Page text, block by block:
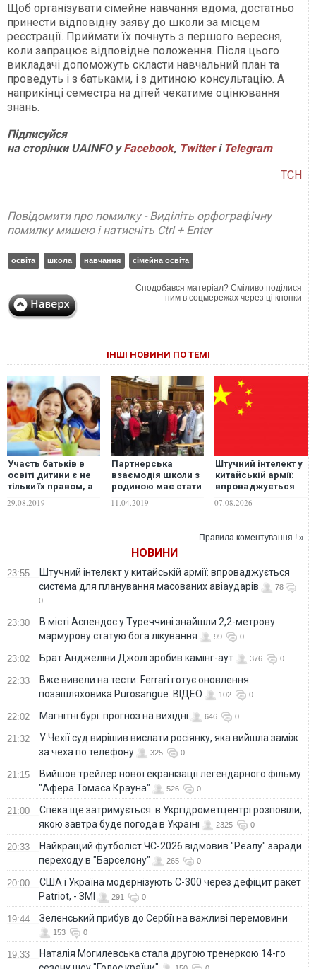
Щоб організувати сімейне навчання вдома, достатньо
принести відповідну заяву до школи за місцем
реєстрації. Приймати їх почнуть з першого вересня,
коли запрацює відповідне положення. Після цього
викладачі допоможуть скласти навчальний план та
проведуть і з батьками, і з дитиною консультацію. А
наприкінці семестра на дітей чекатиме оцінювання
знань.
Підписуйся
на сторінки UAINFO уFacebook, Twitter і Telegram
ТСН
Повідомити про помилку - Виділіть орфографічну
помилку мишею і натисніть Ctrl + Enter
освіта школа навчання сімейна освіта
Сподобався матеріал? Сміливо поділися
ним в соцмережах через ці кнопки
ІНШІ НОВИНИ ПО ТЕМІ
Участь батьків в
освіті дитини є не
тільки їх правом, а
й обов'язком, –
жіночій клуб "За
29.08.2019
Партнерська
взаємодія школи з
родиною має стати
ключовою в
реформуванні
11.04.2019
Штучний інтелект у
китайській армії:
впроваджується
система для
планування
07.08.2026
Правила коментування ! »
НОВИНИ
23:55
Штучний інтелект у китайській армії: впроваджується
система для планування масованих авіаударів
78
0
23:30
В місті Аспендос у Туреччині знайшли 2,2-метрову
мармурову статую бога лікування
99 0
23:02 Брат Анджеліни Джолі зробив камінг-аут 376 0
22:33
Вже вивели на тести: Ferrari готує оновлення
позашляховика Purosangue. ВІДЕО
102 0
22:02 Магнітні бурі: прогноз на вихідні 646 0
21:32
У Чехії суд вирішив вислати росіянку, яка вийшла заміж
за чеха по телефону
325 0
21:15
Вийшов трейлер нової екранізації легендарного фільму
"Афера Томаса Крауна"
526 0
21:00
Спека ще затримується: в Укргідрометцентрі розповіли,
якою завтра буде погода в Україні
2325 0
20:33
Найкращий футболіст ЧС-2026 відмовив "Реалу" заради
переходу в "Барселону"
265 0
20:00
США і Україна модернізують С-300 через дефіцит ракет
Patriot, - ЗМІ
291 0
19:44 Зеленський прибув до Сербії на важливі перемовини
153 0
19:33
Наталія Могилевська стала другою тренеркою 14-го